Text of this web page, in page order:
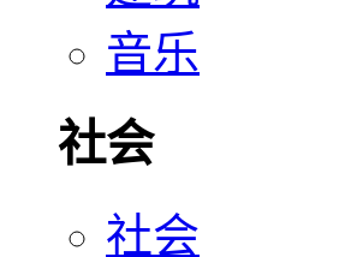
音乐
社会
社会